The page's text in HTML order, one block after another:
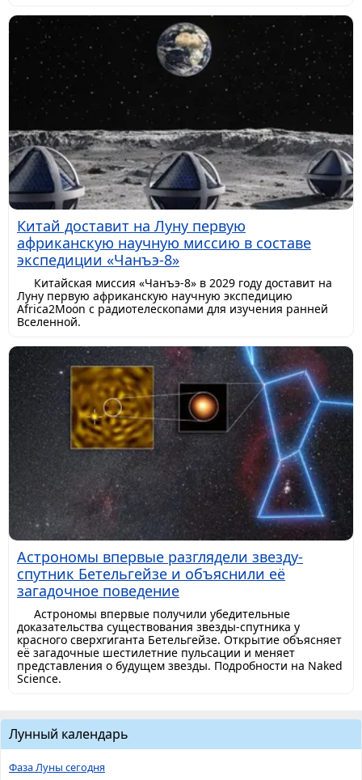
Китай доставит на Луну первую
африканскую научную миссию в составе
экспедиции «Чанъэ-8»
Китайская миссия «Чанъэ-8» в 2029 году доставит на
Луну первую африканскую научную экспедицию
Africa2Moon с радиотелескопами для изучения ранней
Вселенной.
Астрономы впервые разглядели звезду-
спутник Бетельгейзе и объяснили её
загадочное поведение
Астрономы впервые получили убедительные
доказательства существования звезды-спутника у
красного сверхгиганта Бетельгейзе. Открытие объясняет
её загадочные шестилетние пульсации и меняет
представления о будущем звезды. Подробности на Naked
Science.
Лунный календарь
Фаза Луны сегодня